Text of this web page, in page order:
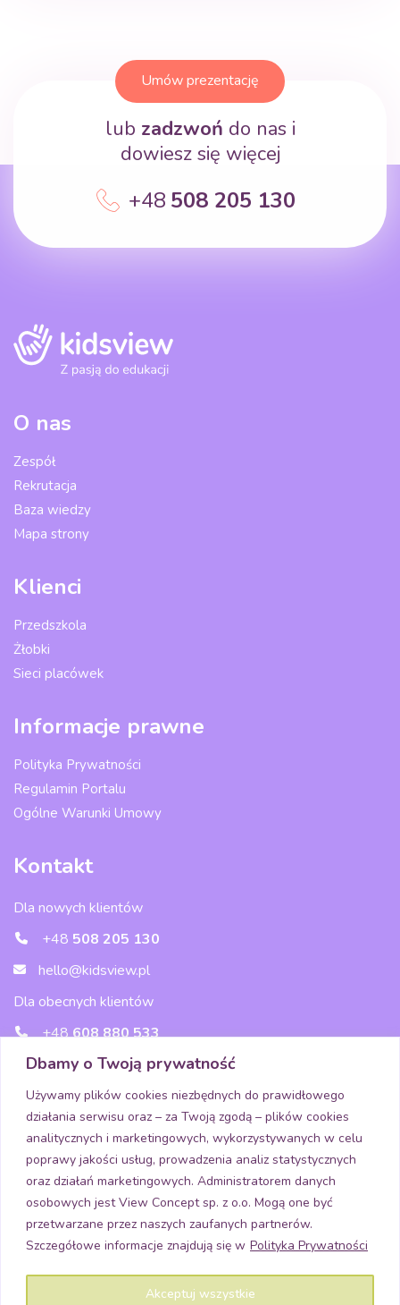
Dbamy o Twoją prywatność
Używamy plików cookies niezbędnych do prawidłowego
działania serwisu oraz – za Twoją zgodą – plików cookies
analitycznych i marketingowych, wykorzystywanych w celu
poprawy jakości usług, prowadzenia analiz statystycznych
oraz działań marketingowych. Administratorem danych
osobowych jest View Concept sp. z o.o. Mogą one być
przetwarzane przez naszych zaufanych partnerów.
Szczegółowe informacje znajdują się w Polityka Prywatności
Akceptuj wszystkie
Umów prezentację
lub zadzwoń do nas i
dowiesz się więcej
+48 508 205 130
O nas
Zespół
Rekrutacja
Baza wiedzy
Mapa strony
Klienci
Przedszkola
Żłobki
Sieci placówek
Informacje prawne
Polityka Prywatności
Regulamin Portalu
Ogólne Warunki Umowy
Kontakt
Dla nowych klientów
+48 508 205 130
hello@kidsview.pl
Dla obecnych klientów
+48608 880 533
wsparcie@kidsview.pl
Media
Pobierz aplikację